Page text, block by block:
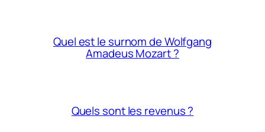
Quel est le surnom de Wolfgang
Amadeus Mozart ?
Quels sont les revenus ?